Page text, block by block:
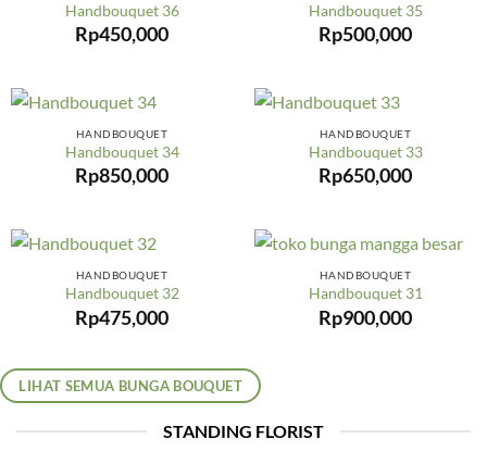
Handbouquet 36
Rp450,000
Handbouquet 35
Rp500,000
HANDBOUQUET
Handbouquet 34
Rp850,000
HANDBOUQUET
Handbouquet 33
Rp650,000
HANDBOUQUET
Handbouquet 32
Rp475,000
HANDBOUQUET
Handbouquet 31
Rp900,000
LIHAT SEMUA BUNGA BOUQUET
STANDING FLORIST